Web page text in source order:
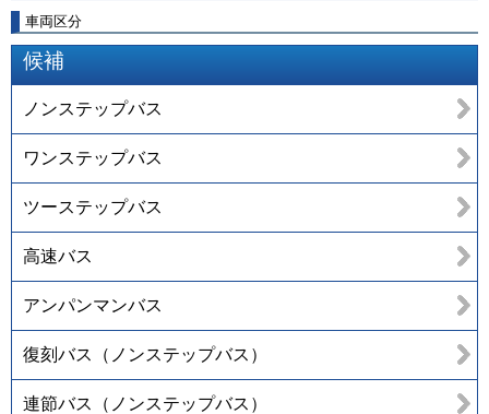
車両区分
候補
ノンステップバス
ワンステップバス
ツーステップバス
高速バス
アンパンマンバス
復刻バス（ノンステップバス）
連節バス（ノンステップバス）